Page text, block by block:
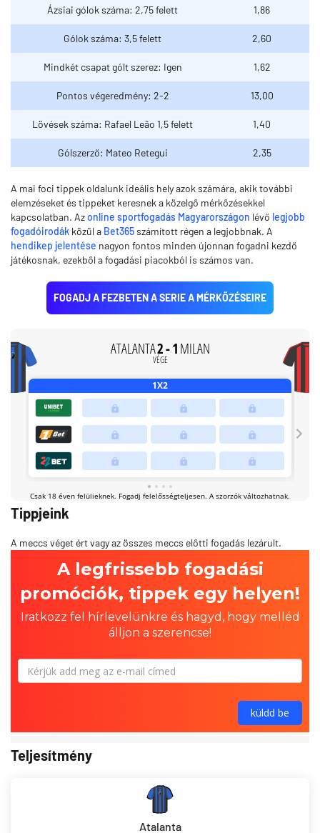
Ázsiai gólok száma: 2,75 felett 1,86
Gólok száma: 3,5 felett 2,60
Mindkét csapat gólt szerez: Igen 1,62
Pontos végeredmény: 2-2 13,00
Lövések száma: Rafael Leão 1,5 felett 1,40
Gólszerző: Mateo Retegui 2,35
A mai foci tippek oldalunk ideális hely azok számára, akik további
elemzéseket és tippeket keresnek a közelgő mérkőzésekkel
kapcsolatban. Azonline sportfogadás Magyarországon lévő legjobb
fogadóirodák közül a Bet365számított régen a legjobbnak. A
hendikep jelentése nagyon fontos minden újonnan fogadni kezdő
játékosnak, ezekből a fogadási piacokból is számos van.
FOGADJ A FEZBETEN A SERIE A MÉRKŐZÉSEIRE
Tippjeink
A meccs véget ért vagy az összes meccs előtti fogadás lezárult.
Teljesítmény
Atalanta